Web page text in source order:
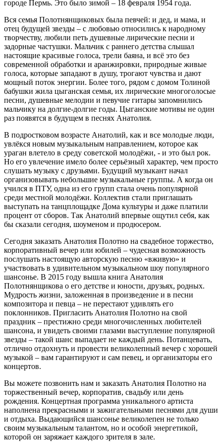
городе Пермь. Это было зимой – 18 февраля 1954 года.
Вся семья Полотнянщиковых была певчей: и дед, и мама, и
отец будущей звезды – с любовью относились к народному
творчеству, любили петь душевные лирические песни и
задорные частушки. Мальчик с раннего детства слышал
настоящие красивые голоса, трели баяна, и всё это без
современной обработки и аранжировки, природные живые
голоса, которые западают в душу, трогают чувства и дают
мощный поток энергии. Более того, рядом с домом Толиной
бабушки жила цыганская семья, их лирические многоголосые
песни, душевные мелодии и певучие гитары запомнились
мальчику на долгие-долгие годы. Цыганские мотивы не один
раз появятся в будущем в песнях Анатолия.
В подростковом возрасте Анатолий, как и все молодые люди,
увлёкся новым музыкальным направлением, которое как
ураган влетело в среду советской молодёжи, - и это был рок.
Но его увлечение имело более серьёзный характер, чем просто
слушать музыку с друзьями. Будущий музыкант начал
организовывать небольшие музыкальные группы. А когда он
учился в ПТУ, одна из его групп стала очень популярной
среди местной молодёжи. Коллектив стали приглашать
выступать на танцплощадке Дома культуры и даже платили
процент от сборов. Так Анатолий впервые ощутил себя, как
бы сказали сегодня, шоуменом и продюсером.
Сегодня заказать Анатолия Полотно на свадебное торжество,
корпоративный вечер или юбилей – чудесная возможность
послушать настоящую авторскую песню «вживую» и
участвовать в удивительном музыкальном шоу популярного
шансонье. В 2015 году вышла книга Анатолия
Полотнянщикова о его детстве и юности, друзьях, родных.
Мудрость жизни, заложенная в произведение и в песни
композитора и певца – не перестают удивлять его
поклонников. Пригласить Анатолия Полотно на свой
праздник – престижно среди многочисленных любителей
шансона, и увидеть своими глазами выступление популярной
звезды – такой шанс выпадает не каждый день. Потанцевать,
отлично отдохнуть и провести великолепный вечер с хорошей
музыкой – вам гарантируют и сам певец, и организаторы его
концертов.
Вы можете позвонить нам и заказать Анатолия Полотно на
торжественный вечер, корпоратив, свадьбу или день
рождения. Концертная программа уникального артиста
наполнена прекрасными и зажигательными песнями для души
и отдыха. Выдающийся шансонье великолепен не только
своим музыкальным талантом, но и особой энергетикой,
которой он заряжает каждого зрителя в зале.